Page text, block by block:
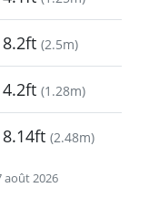
août 2026
8.2ft (2.5m)
4.2ft (1.28m)
8.14ft (2.48m)